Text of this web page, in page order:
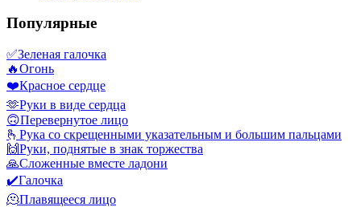
Популярные
✅Зеленая галочка
🔥Огонь
❤️Красное сердце
🫶Руки в виде сердца
🙃Перевернутое лицо
🫰 Рука со скрещенными указательным и большим пальцами
🙌Руки, поднятые в знак торжества
🙏Сложенные вместе ладони
✔️Галочка
🫠Плавящееся лицо